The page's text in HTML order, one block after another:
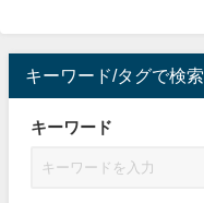
キーワード/タグで検索
キーワード